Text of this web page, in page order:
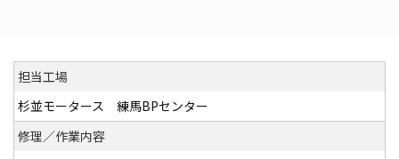
担当工場
杉並モータース 練馬BPセンター
修理／作業内容